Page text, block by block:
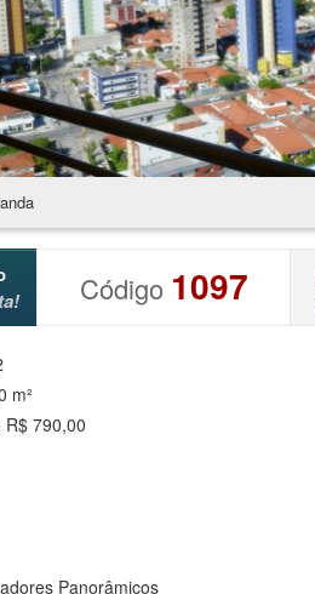
Código 1097
m²
790,00
Panorâmicos